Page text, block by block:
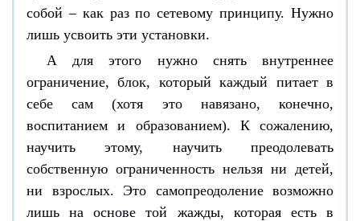
собой – как раз по сетевому принципу. Нужно
лишь усвоить эти установки.
А для этого нужно снять внутреннее
ограничение, блок, который каждый питает в
себе сам (хотя это навязано, конечно,
воспитанием и образованием). К сожалению,
научить этому, научить преодолевать
собственную ограниченность нельзя ни детей,
ни взрослых. Это самопреодоление возможно
лишь на основе той жажды, которая есть в